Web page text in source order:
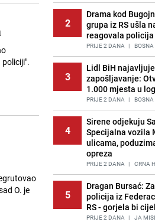
O. je
2
Drama kod
grupa iz RS ušla
reagovala policija
PRIJE 2 DANA |
3
Lidl BiH
zapošljavanje:
1.000 mjesta u
PRIJE 2 DANA |
4
Sirene odjekuju
Specijalna vozila
ulicama,
opreza
PRIJE 2 DANA | CRNA
5
Dragan Bursać:
policija iz
RS - gorjela bi
PRIJE 2 DANA | JA